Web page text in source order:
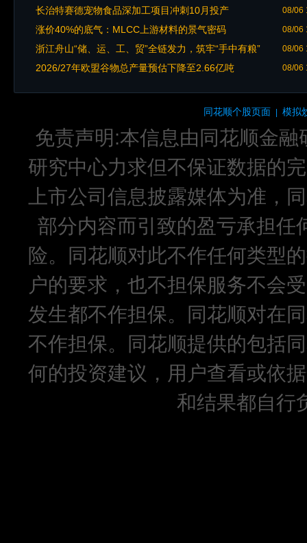
08/06
长治特赛德宠物食品深加工项目冲刺10月投产
08/06
涨价40%的底气：MLCC上游材料的景气密码
08/06
浙江舟山“储、运、工、贸”全链发力，筑牢“手中有粮”
08/06
2026/27年欧盟谷物总产量预估下降至2.66亿吨
同花顺个股页面 模拟
免责声明:本信息由同花顺金
研究中心力求但不保证数据的
上市公司信息披露媒体为准，
部分内容而引致的盈亏承担任
险。同花顺对此不作任何类型
户的要求，也不担保服务不会
发生都不作担保。同花顺对在
不作担保。同花顺提供的包括
何的投资建议，用户查看或依
和结果都自行